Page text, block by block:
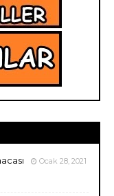
Ocak 28, 2021